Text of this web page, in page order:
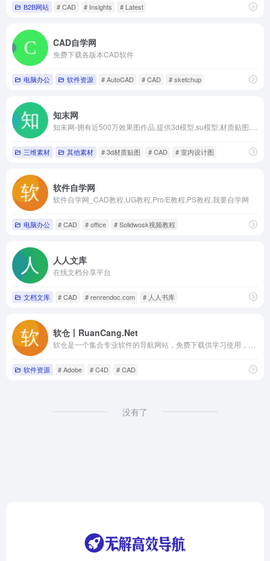
B2B网站 # CAD # Insights # Latest
CAD自学网
免费下载各版本CAD软件
电脑办公 软件资源 # AutoCAD # CAD # sketchup
知末网
三维素材 其他素材 # 3d材质贴图 # CAD # 室内设计图
软件自学网
软件自学网_CAD教程,UG教程,Pro/E教程,PS教程,我要自学网
电脑办公 # CAD # office # Solidwosk视频教程
人人文库
在线文档分享平台
文档文库 # CAD # renrendoc.com # 人人书库
软仓丨RuanCang.Net
软件资源 # Adobe # C4D # CAD
没有了